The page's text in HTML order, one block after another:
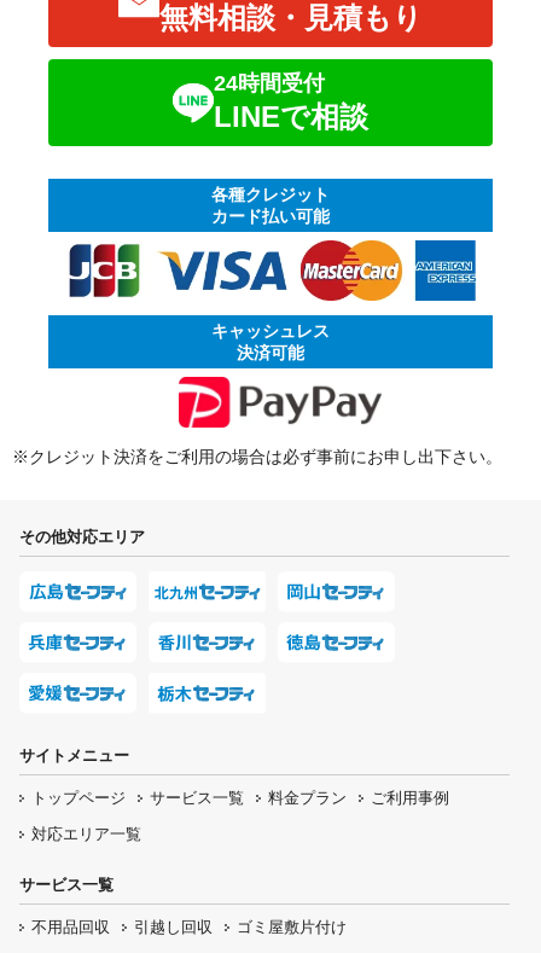
無料相談・見積もり
24時間受付
LINEで相談
各種クレジット
カード払い可能
キャッシュレス
決済可能
※クレジット決済をご利用の場合は必ず事前にお申し出下さい。
その他対応エリア
サイトメニュー
トップページ サービス一覧 料金プラン
ご利用事例
対応エリア一覧
サービス一覧
不用品回収 引越し回収
ゴミ屋敷片付け